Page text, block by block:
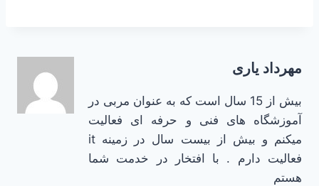
مهرداد یاری
بیش از 15 سال است که به عنوان مربی در
آموزشگاه های فنی و حرفه ای فعالیت
میکنم و بیش از بیست سال در زمینه it
فعالیت دارم . با افتخار در خدمت شما
هستم